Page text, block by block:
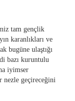
tam gençlik
karanlıkları ve
bugüne ulaştığı
bazı kuruntulu
iyimser
nezle geçireceğini